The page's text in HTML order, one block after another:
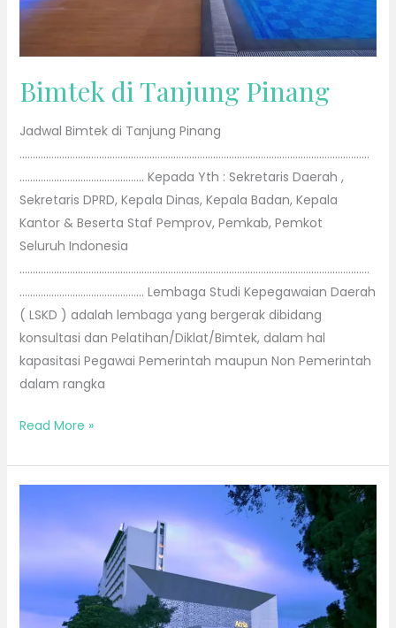
Bimtek di Tanjung Pinang
Jadwal Bimtek di Tanjung Pinang
……………………………………………………………………………………………………………………
……………………………………….. Kepada Yth : Sekretaris Daerah ,
Sekretaris DPRD, Kepala Dinas, Kepala Badan, Kepala
Kantor & Beserta Staf Pemprov, Pemkab, Pemkot
Seluruh Indonesia
……………………………………………………………………………………………………………………
……………………………………….. Lembaga Studi Kepegawaian Daerah
( LSKD ) adalah lembaga yang bergerak dibidang
konsultasi dan Pelatihan/Diklat/Bimtek, dalam hal
kapasitasi Pegawai Pemerintah maupun Non Pemerintah
dalam rangka
Read More »